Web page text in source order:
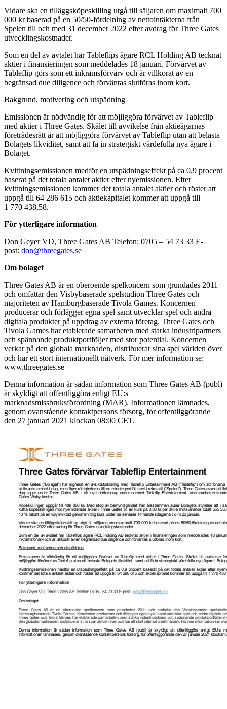
Vidare ska en tilläggsköpeskilling utgå till säljaren om maximalt 700
000 kr baserad på en 50/50-fördelning av nettointäkterna från
Spelen till och med 31 december 2022 efter avdrag för Three Gates
utvecklingskostnader.
Som en del av avtalet har Tableflips ägare RCL Holding AB tecknat
aktier i finansieringen som meddelades 18 januari. Förvärvet av
Tableflip görs som ett inkråmsförvärv och är villkorat av en
begränsad due diligence och förväntas slutföras inom kort.
Bakgrund, motivering och utspädning
Emissionen är nödvändig för att möjliggöra förvärvet av Tableflip
med aktier i Three Gates. Skälet till avvikelse från aktieägarnas
företrädesrätt är att möjliggöra förvärvet av Tableflip utan att belasta
Bolagets likviditet, samt att få in strategiskt värdefulla nya ägare i
Bolaget.
Kvittningsemissionen medför en utspädningseffekt på ca 0,9 procent
baserat på det totala antalet aktier efter nyemissionen. Efter
kvittningsemissionen kommer det totala antalet aktier och röster att
uppgå till 64 286 615 och aktiekapitalet kommer att uppgå till
1 770 438,58.
För ytterligare information
Don Geyer VD, Three Gates AB Telefon: 0705 – 54 73 33 E-
post: don@threegates.se
Om bolaget
Three Gates AB är en oberoende spelkoncern som grundades 2011
och omfattar den Visbybaserade spelstudion Three Gates och
majoriteten av Hamburgbaserade Tivola Games. Koncernen
producerar och förlägger egna spel samt utvecklar spel och andra
digitala produkter på uppdrag av externa företag. Three Gates och
Tivola Games har etablerade samarbeten med starka industripartners
och spännande produktportföljer med stor potential. Koncernen
verkar på den globala marknaden, distribuerar sina spel världen över
och har ett stort internationellt nätverk. För mer information se:
www.threegates.se
Denna information är sådan information som Three Gates AB (publ)
är skyldigt att offentliggöra enligt EU:s
marknadsmissbruksförordning (MAR). Informationen lämnades,
genom ovanstående kontaktpersons försorg, för offentliggörande
den 27 januari 2021 klockan 08:00 CET.